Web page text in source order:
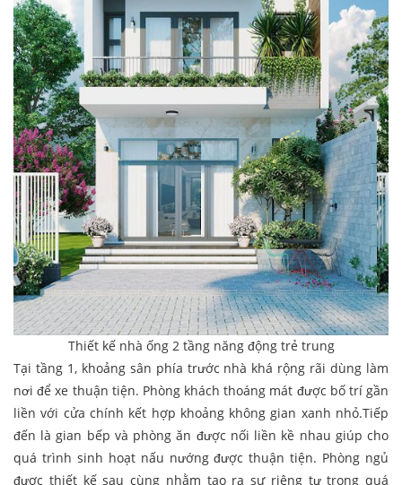
Thiết kế nhà ống 2 tầng năng động trẻ trung
Tại tầng 1, khoảng sân phía trước nhà khá rộng rãi dùng làm
nơi để xe thuận tiện. Phòng khách thoáng mát được bố trí gần
liền với cửa chính kết hợp khoảng không gian xanh nhỏ.Tiếp
đến là gian bếp và phòng ăn được nối liền kề nhau giúp cho
quá trình sinh hoạt nấu nướng được thuận tiện. Phòng ngủ
được thiết kế sau cùng nhằm tạo ra sự riêng tư trong quá